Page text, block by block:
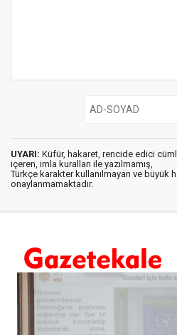
UYARI: Küfür, hakaret, rencide edici
içeren, imla kuralları ile yazılmamış,
Türkçe karakter kullanılmayan ve büyük
onaylanmamaktadır.